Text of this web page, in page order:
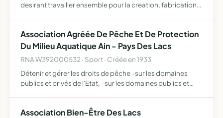
desirant travailler ensemble pour la creation, fabrication,
Association Agréée De Pêche Et De Protection
Du Milieu Aquatique Ain - Pays Des Lacs
RNA W392000532 · Sport · Créée en 1933
Détenir et gérer les droits de pêche -sur les domaines
publics et privés de l'Etat, -sur les domaines publics et
Association Bien-Être Des Lacs